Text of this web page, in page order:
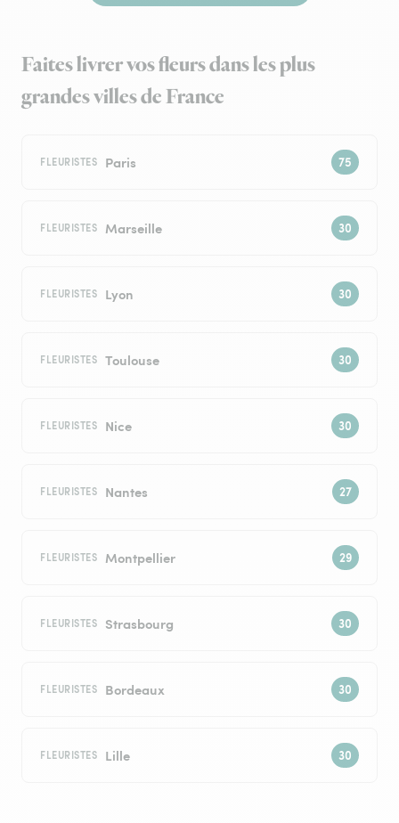
Faites livrer vos fleurs dans les plus
grandes villes de France
FLEURISTES Paris
FLEURISTES Marseille
FLEURISTES Lyon
FLEURISTES Toulouse
FLEURISTES Nice
FLEURISTES Nantes
FLEURISTES Montpellier
FLEURISTES Strasbourg
FLEURISTES Bordeaux
FLEURISTES Lille